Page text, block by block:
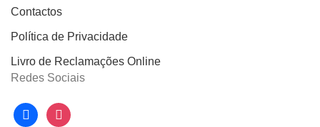
Contactos
Política de Privacidade
Livro de Reclamações Online
Redes Sociais
facebookinstagram